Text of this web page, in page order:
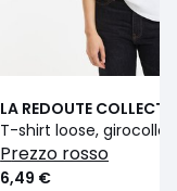
LA REDOUTE
prezzo rosso
6,49 €